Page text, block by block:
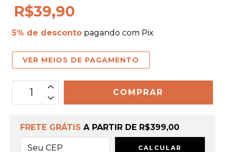
R$39,90
5% de desconto pagando com Pix
VER MEIOS DE PAGAMENTO
FRETE GRÁTIS A PARTIR DE R$399,00
CALCULAR